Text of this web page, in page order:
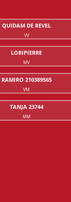
QUIDAM DE REVEL
VV
LORIPIERRE
MV
RAMIRO 210389565
VM
TANJA 23744
MM